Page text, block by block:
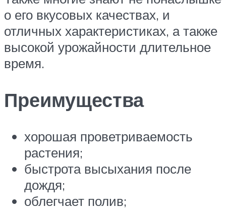
о его вкусовых качествах, и
отличных характеристиках, а также
высокой урожайности длительное
время.
Преимущества
хорошая проветриваемость
растения;
быстрота высыхания после
дождя;
облегчает полив;